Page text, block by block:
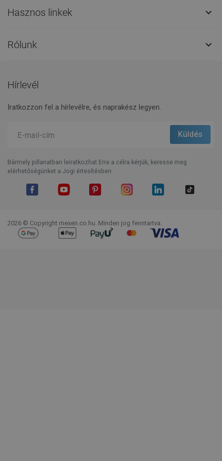
Hasznos linkek 
Rólunk 
Hírlevél
Iratkozzon fel a hírlevélre, és naprakész legyen.
Bármely pillanatban leiratkozhat.Erre a célra kérjük, keresse meg
elérhetőségünket a Jogi értesítésben.
2026 © Copyright mexen.co.hu. Minden jog fenntartva.